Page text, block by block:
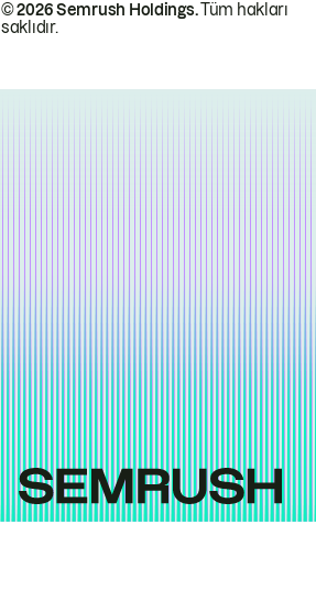
© 2026 Semrush Holdings.Tüm hakları
saklıdır.